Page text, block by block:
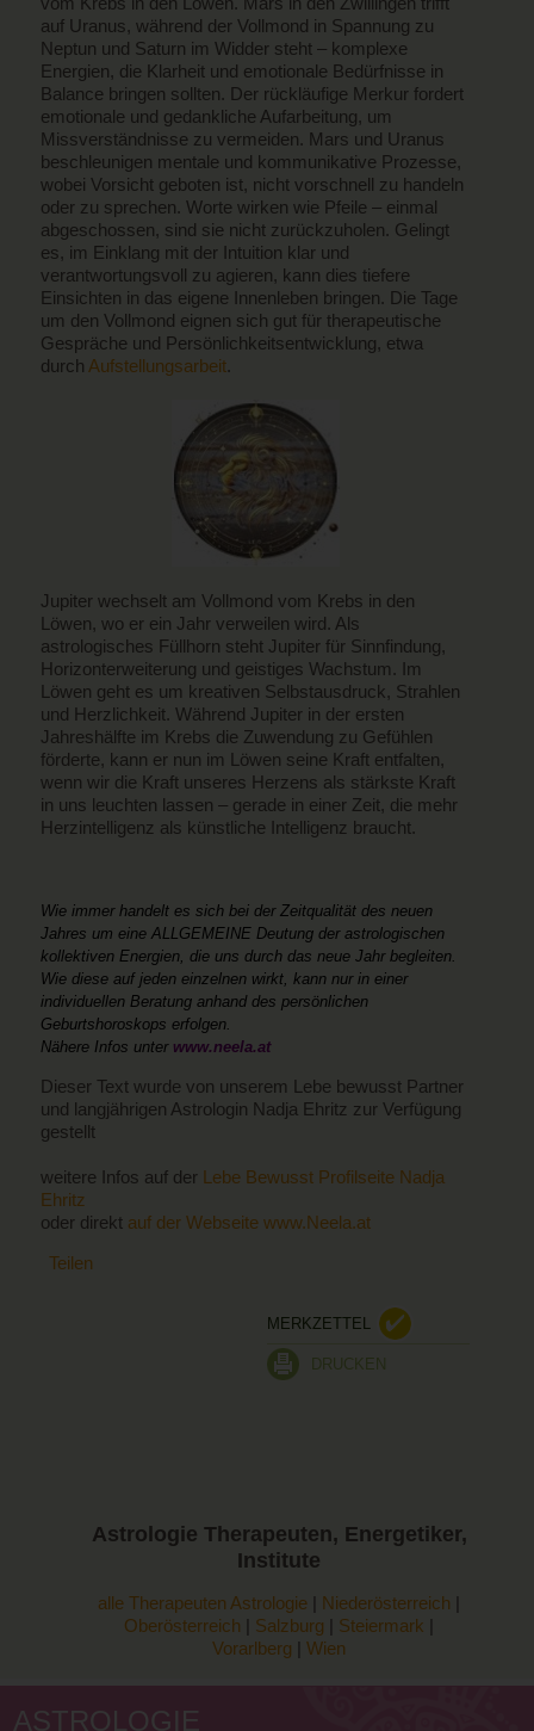
auf Uranus, während der Vollmond in Spannung zu
Neptun und Saturn im Widder steht – komplexe
Energien, die Klarheit und emotionale Bedürfnisse in
Balance bringen sollten. Der rückläufige Merkur fordert
emotionale und gedankliche Aufarbeitung, um
Missverständnisse zu vermeiden. Mars und Uranus
beschleunigen mentale und kommunikative Prozesse,
wobei Vorsicht geboten ist, nicht vorschnell zu handeln
oder zu sprechen. Worte wirken wie Pfeile – einmal
abgeschossen, sind sie nicht zurückzuholen. Gelingt
es, im Einklang mit der Intuition klar und
verantwortungsvoll zu agieren, kann dies tiefere
Einsichten in das eigene Innenleben bringen. Die Tage
um den Vollmond eignen sich gut für therapeutische
Gespräche und Persönlichkeitsentwicklung, etwa
durch Aufstellungsarbeit.
Jupiter wechselt am Vollmond vom Krebs in den
Löwen, wo er ein Jahr verweilen wird. Als
astrologisches Füllhorn steht Jupiter für Sinnfindung,
Horizonterweiterung und geistiges Wachstum. Im
Löwen geht es um kreativen Selbstausdruck, Strahlen
und Herzlichkeit. Während Jupiter in der ersten
Jahreshälfte im Krebs die Zuwendung zu Gefühlen
förderte, kann er nun im Löwen seine Kraft entfalten,
wenn wir die Kraft unseres Herzens als stärkste Kraft
in uns leuchten lassen – gerade in einer Zeit, die mehr
Herzintelligenz als künstliche Intelligenz braucht.
Wie immer handelt es sich bei der Zeitqualität des neuen
Jahres um eine ALLGEMEINE Deutung der astrologischen
kollektiven Energien, die uns durch das neue Jahr begleiten.
Wie diese auf jeden einzelnen wirkt, kann nur in einer
individuellen Beratung anhand des persönlichen
Geburtshoroskops erfolgen.
Nähere Infos unter www.neela.at
Dieser Text wurde von unserem Lebe bewusst Partner
und langjährigen Astrologin Nadja Ehritz zur Verfügung
gestellt
weitere Infos auf der Lebe Bewusst Profilseite Nadja
Ehritz
oder direkt auf der Webseite www.Neela.at
Teilen
MERKZETTEL
DRUCKEN
Astrologie Therapeuten, Energetiker,
Institute
alle Therapeuten Astrologie Niederösterreich
Oberösterreich
Salzburg Steiermark
Vorarlberg
Wien
ASTROLOGIE